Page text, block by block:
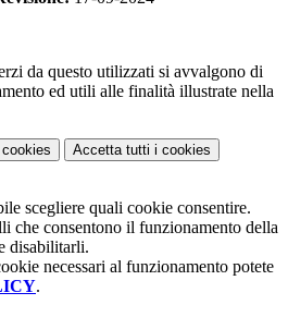
da questo utilizzati si avvalgono di
ed utili alle finalità illustrate nella
Accetta tutti i cookies
scegliere quali cookie consentire.
che consentono il funzionamento della
disabilitarli.
necessari al funzionamento potete
.